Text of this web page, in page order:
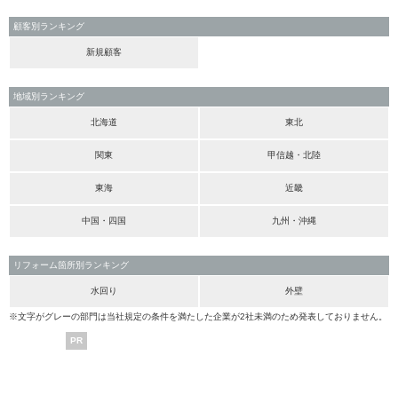
顧客別ランキング
新規顧客
地域別ランキング
北海道 東北
関東 甲信越・北陸
東海 近畿
中国・四国 九州・沖縄
リフォーム箇所別ランキング
水回り 外壁
※文字がグレーの部門は当社規定の条件を満たした企業が2社未満のため発表しておりません。
PR